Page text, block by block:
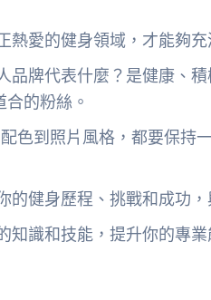
熱愛的健身領域，才能夠
品牌代表什麼？是健康、
的粉絲。
色到照片風格，都要保持
的健身歷程、挑戰和成功，
知識和技能，提升你的專